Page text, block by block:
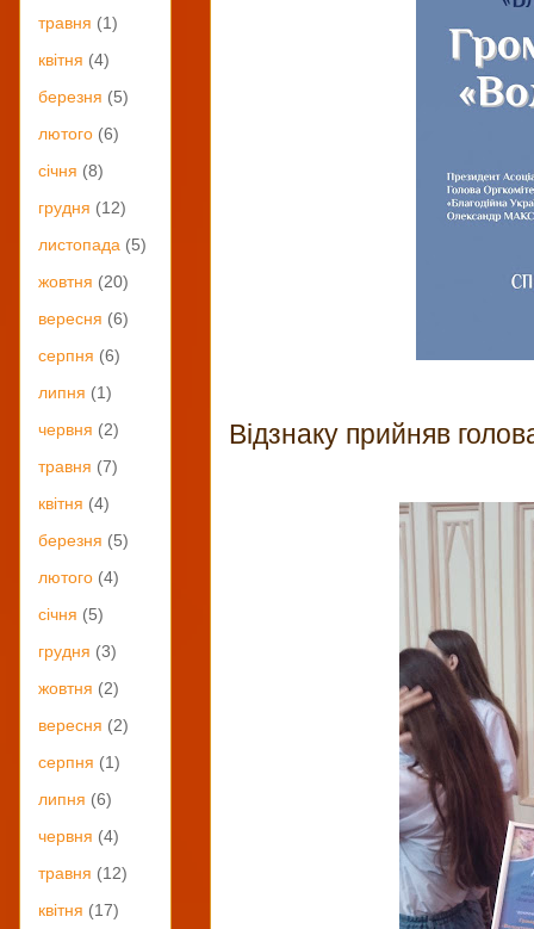
Відзнаку прийняв
травня (1)
квітня (4)
березня (5)
лютого (6)
січня (8)
грудня (12)
листопада (5)
жовтня (20)
вересня (6)
серпня (6)
липня (1)
червня (2)
травня (7)
квітня (4)
березня (5)
лютого (4)
січня (5)
грудня (3)
жовтня (2)
вересня (2)
серпня (1)
липня (6)
червня (4)
травня (12)
квітня (17)